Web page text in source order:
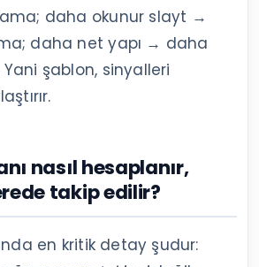
daha okunur slayt →
daha net yapı → daha
şablon, sinyalleri
nasıl hesaplanır,
takip edilir?
nda en kritik detay şudur: